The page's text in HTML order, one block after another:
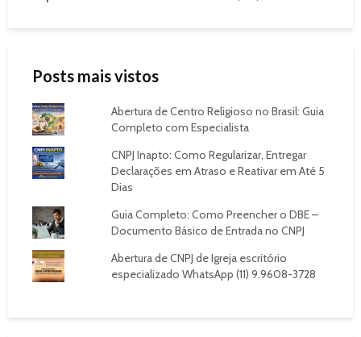
Posts mais vistos
Abertura de Centro Religioso no Brasil: Guia
Completo com Especialista
CNPJ Inapto: Como Regularizar, Entregar
Declarações em Atraso e Reativar em Até 5
Dias
Guia Completo: Como Preencher o DBE –
Documento Básico de Entrada no CNPJ
Abertura de CNPJ de Igreja escritório
especializado WhatsApp (11) 9.9608-3728